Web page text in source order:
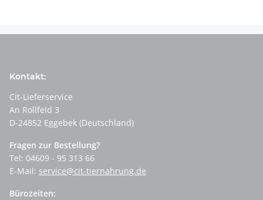
Kontakt:
Cit-Lieferservice
An Rollfeld 3
D-24852 Eggebek (Deutschland)
Fragen zur Bestellung?
Tel: 04609 - 95 313 66
E-Mail: service@cit-tiernahrung.de
Bürozeiten: